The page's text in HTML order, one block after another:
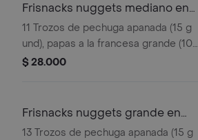
Frisnacks nuggets mediano en
caja
11 Trozos de pechuga apanada (15 g
und), papas a la francesa grande (100
g), gaseosa (400 ml)
$ 28.000
Frisnacks nuggets grande en
caja
13 Trozos de pechuga apanada (15 g